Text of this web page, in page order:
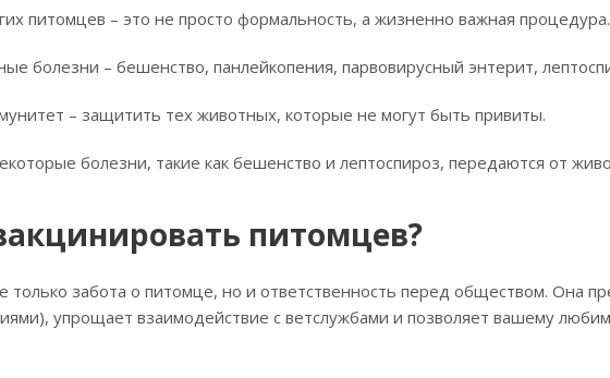
питомцев – это не просто формальность, а жизненно важная
болезни – бешенство, панлейкопения, парвовирусный энтерит,
– защитить тех животных, которые не могут быть привиты.
болезни, такие как бешенство и лептоспироз, передаются от
питомцев?
только забота о питомце, но и ответственность перед обществом. Она
упрощает взаимодействие с ветслужбами и позволяет вашему